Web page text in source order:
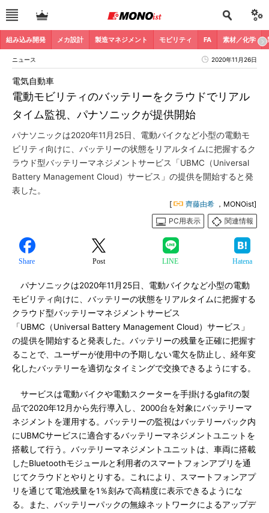
組み込み開発 メカ設計 製造マネジメント モビリティ FA 素材／化学
ニュース 2020年11月26日
電動モビリティのバッテリーをクラウドでリアル
タイム監視、パナソニックが提供開始
電気自動車
パナソニックは2020年11月25日、電動バイクなど小型の電動モ
ビリティ向けに、バッテリーの状態をリアルタイムに把握するク
ラウド型バッテリーマネジメントサービス「UBMC（Universal
Battery Management Cloud）サービス」の提供を開始すると発
表した。
[ 齊藤由希 ，MONOist]
PC用表示
関連情報
Share Post LINE Hatena
パナソニックは2020年11月25日、電動バイクなど小型の電動
モビリティ向けに、バッテリーの状態をリアルタイムに把握する
クラウド型バッテリーマネジメントサービス
「UBMC（Universal Battery Management Cloud）サービス」
の提供を開始すると発表した。バッテリーの残量を正確に把握す
ることで、ユーザーが使用中の予期しない電欠を防止し、経年変
化したバッテリーを適切なタイミングで交換できるようにする。
サービスは電動バイクや電動スクーターを手掛けるglafitの製
品で2020年12月から先行導入し、2000台を対象にバッテリーマ
ネジメントを運用する。バッテリーの監視はバッテリーパック内
にUBMCサービスに適合するバッテリーマネジメントユニットを
搭載して行う。バッテリーマネジメントユニットは、車両に搭載
したBluetoothモジュールと利用者のスマートフォンアプリを通
じてクラウドとやりとりする。これにより、スマートフォンアプ
リを通じて電池残量を1％刻みで高精度に表示できるようにな
る。また、バッテリーパックの無線ネットワークによるアップデ